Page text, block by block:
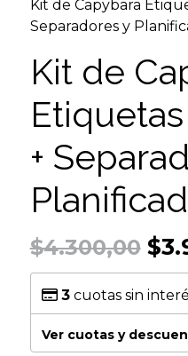
Kit de Capybara
Separadores y
Kit de
+
$4.300,00
3cuotas sin
Ver cuotas y